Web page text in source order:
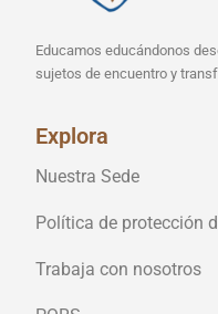
Educamos educándonos
sujetos de encuentro y
Explora
Nuestra Sede
Política de protección
Trabaja con nosotros